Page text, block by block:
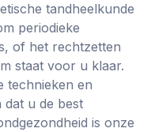
tandheelkunde
periodieke
of het rechtzetten
staat voor u klaar.
technieken en
u de best
is onze